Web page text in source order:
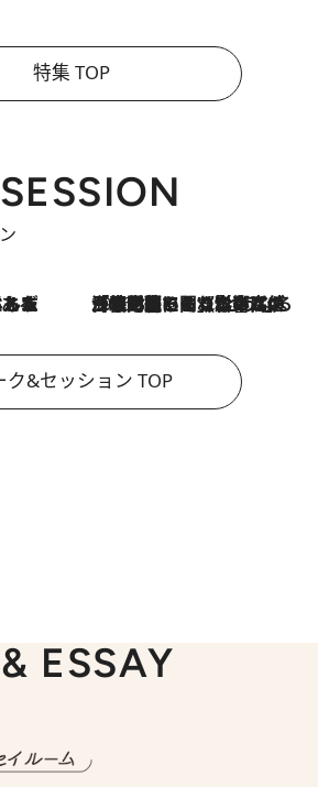
特集 TOP
2026.8.3
「住宅建てられない…」「サーチャージ料の高値が続いている」ホルムズ海峡封鎖による影響はいつまで続く？《エネルギー専門家に聞く“どうなる日本の暮らし”》
ク&セッション TOP
ESSAY